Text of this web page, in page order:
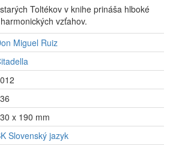
Toltékov v knihe prináša hlboké
vzťahov.
Miguel Ruiz
x 190 mm
Slovenský jazyk